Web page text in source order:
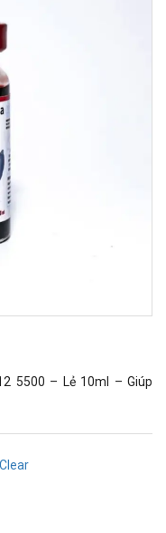
5500 – Lẻ 10ml – Giúp
Clear